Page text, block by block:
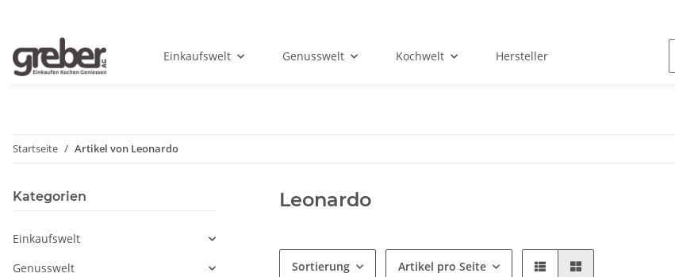
Einkaufswelt Genusswelt Kochwelt Hersteller
Startseite Artikel von Leonardo
Leonardo
Sortierung Artikel pro Seite
Kategorien
Einkaufswelt
Genusswelt